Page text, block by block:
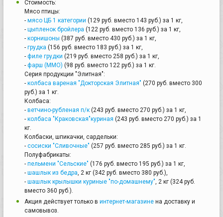
Стоимость:
Мясо птицы:
- мясо ЦБ 1 категории (129 руб. вместо 143 руб.) за 1 кг,
- цыпленок бройлера (122 руб. вместо 136 руб.) за 1 кг,
- корнишоны (387 руб. вместо 430 руб.) за 1 кг,
- грудка (156 руб. вместо 183 руб.) за 1 кг,
- филе грудки (219 руб. вместо 258 руб.) за 1 кг,
- фарш (ММО) (98 руб. вместо 122 руб.) за 1 кг.
Серия продукции "Элитная":
- колбаса вареная "Докторская Элитная" (270 руб. вместо 300
руб.) за 1 кг.
Колбаса:
- ветчино-рубленая п/к (243 руб. вместо 270 руб.) за 1 кг,
- колбаса "Краковская"куриная (243 руб. вместо 270 руб.) за 1
кг.
Колбаски, шпикачки, сардельки:
- сосиски "Сливочные" (257 руб. вместо 285 руб.) за 1 кг.
Полуфабрикаты:
- пельмени "Сельские" (176 руб. вместо 195 руб.) за 1 кг,
- шашлык из бедра , 2 кг (342 руб. вместо 380 руб.),
- шашлык крылышки куриные "по-домашнему" , 2 кг (324 руб.
вместо 360 руб.).
Акция действует только в интернет-магазине на доставку и
самовывоз.